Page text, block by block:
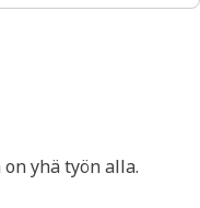
yhä työn alla.